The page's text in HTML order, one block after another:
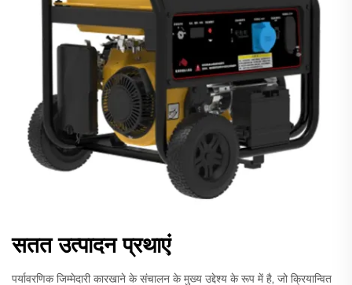
सतत उत्पादन प्रथाएं
पर्यावरणिक जिम्मेदारी कारखाने के संचालन के मुख्य उद्देश्य के रूप में है, जो क्रियान्वित